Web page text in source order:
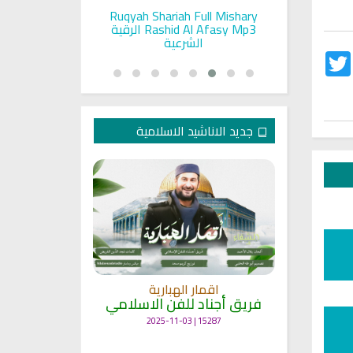
Twitter
and
Ruqyah Shariah Full Mishary
Rashid Al Afasy Mp3 الرقية
الشرعية
جديد الاناشيد الاسلامية
اقمار الهبارية
فريق أجناد للفن الاسلامي
15287 | 2025-11-03